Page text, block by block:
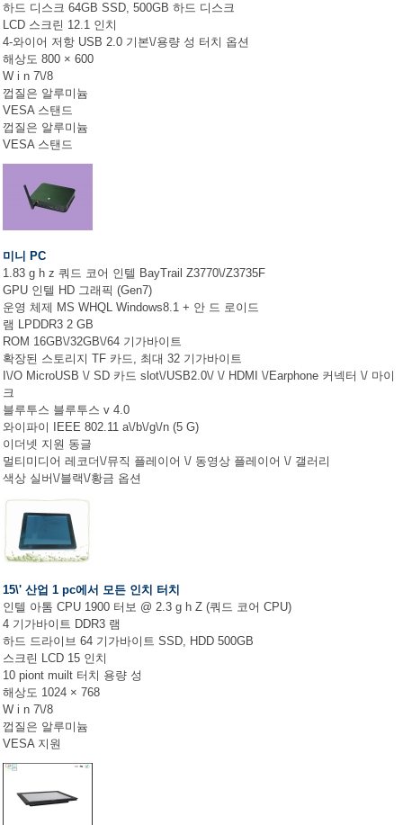
하드 디스크 64GB SSD, 500GB 하드 디스크
LCD 스크린 12.1 인치
4-와이어 저항 USB 2.0 기본\/용량 성 터치 옵션
해상도 800 × 600
W i n 7\/8
껍질은 알루미늄
VESA 스탠드
껍질은 알루미늄
VESA 스탠드
미니 PC
1.83 g h z 쿼드 코어 인텔 BayTrail Z3770\/Z3735F
GPU 인텔 HD 그래픽 (Gen7)
운영 체제 MS WHQL Windows8.1 + 안 드 로이드
램 LPDDR3 2 GB
ROM 16GB\/32GB\/64 기가바이트
확장된 스토리지 TF 카드, 최대 32 기가바이트
I\/O MicroUSB \/ SD 카드 slot\/USB2.0\/ \/ HDMI \/Earphone 커넥터 \/ 마이
크
블루투스 블루투스 v 4.0
와이파이 IEEE 802.11 a\/b\/g\/n (5 G)
이더넷 지원 동글
멀티미디어 레코더\/뮤직 플레이어 \/ 동영상 플레이어 \/ 갤러리
색상 실버\/블랙\/황금 옵션
15\' 산업 1 pc에서 모든 인치 터치
인텔 아톰 CPU 1900 터보 @ 2.3 g h Z (쿼드 코어 CPU)
4 기가바이트 DDR3 램
하드 드라이브 64 기가바이트 SSD, HDD 500GB
스크린 LCD 15 인치
10 piont muilt 터치 용량 성
해상도 1024 × 768
W i n 7\/8
껍질은 알루미늄
VESA 지원